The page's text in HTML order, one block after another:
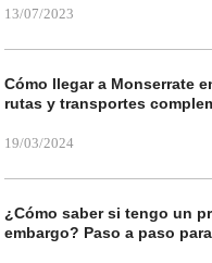
13/07/2023
Cómo llegar a Monserrate
rutas y transportes
19/03/2024
¿Cómo saber si tengo un
embargo? Paso a paso